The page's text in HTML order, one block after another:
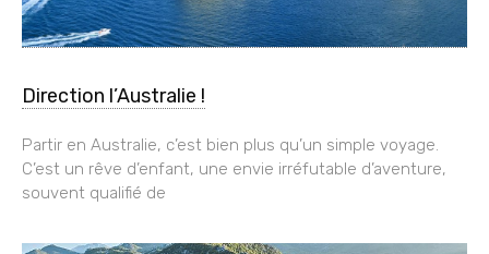
Direction l’Australie !
Partir en Australie, c’est bien plus qu’un simple voyage.
C’est un rêve d’enfant, une envie irréfutable d’aventure,
souvent qualifié de